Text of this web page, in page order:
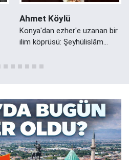
Ahmet Köylü
Konya'dan ezher'e uzanan bir
ilim köprüsü: Şeyhülislâm
Konyalı Damadı Ali Zeki Efendi